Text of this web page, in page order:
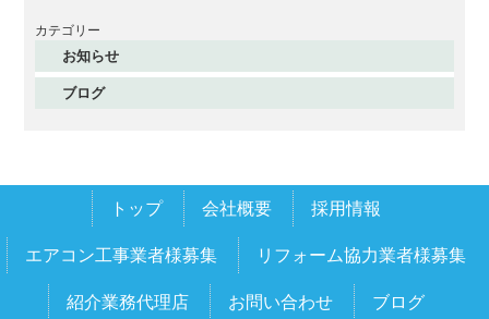
2025年12月
2025年11月
2025年10月
2025年7月
2025年6月
カテゴリー
お知らせ
ブログ
トップ 会社概要 採用情報
エアコン工事業者様募集 リフォーム協力業者様募集
紹介業務代理店 お問い合わせ ブログ